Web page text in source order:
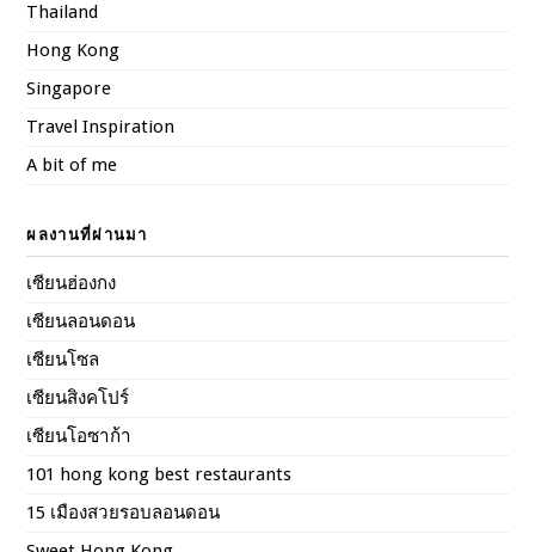
Thailand
Hong Kong
Singapore
Travel Inspiration
A bit of me
ผลงานที่ผ่านมา
เซียนฮ่องกง
เซียนลอนดอน
เซียนโซล
เซียนสิงคโปร์
เซียนโอซาก้า
101 hong kong best restaurants
15 เมืองสวยรอบลอนดอน